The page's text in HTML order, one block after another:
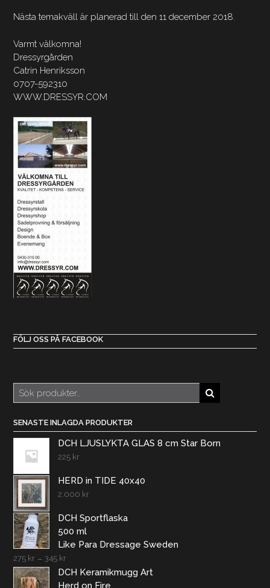
Nästa temakväll är planerad till den 11 december 2018.
Varmt välkomna!
Dressyrgården
Catrin Henriksson
0707-592310
WWW.DRESSYR.COM
FÖLJ OSS PÅ FACEBOOK
Sök
efter:
SENASTE INLAGDA PRODUKTER
DCH LJUSLYKTA GLAS 8 cm Star Born
225 kr
HERD in TIDE 40x40
2.000 kr
DCH Sportflaska
500 ml
Like Para Dressage Sweden
275 kr – 345 kr
DCH Keramikmugg Art
Herd on Fire